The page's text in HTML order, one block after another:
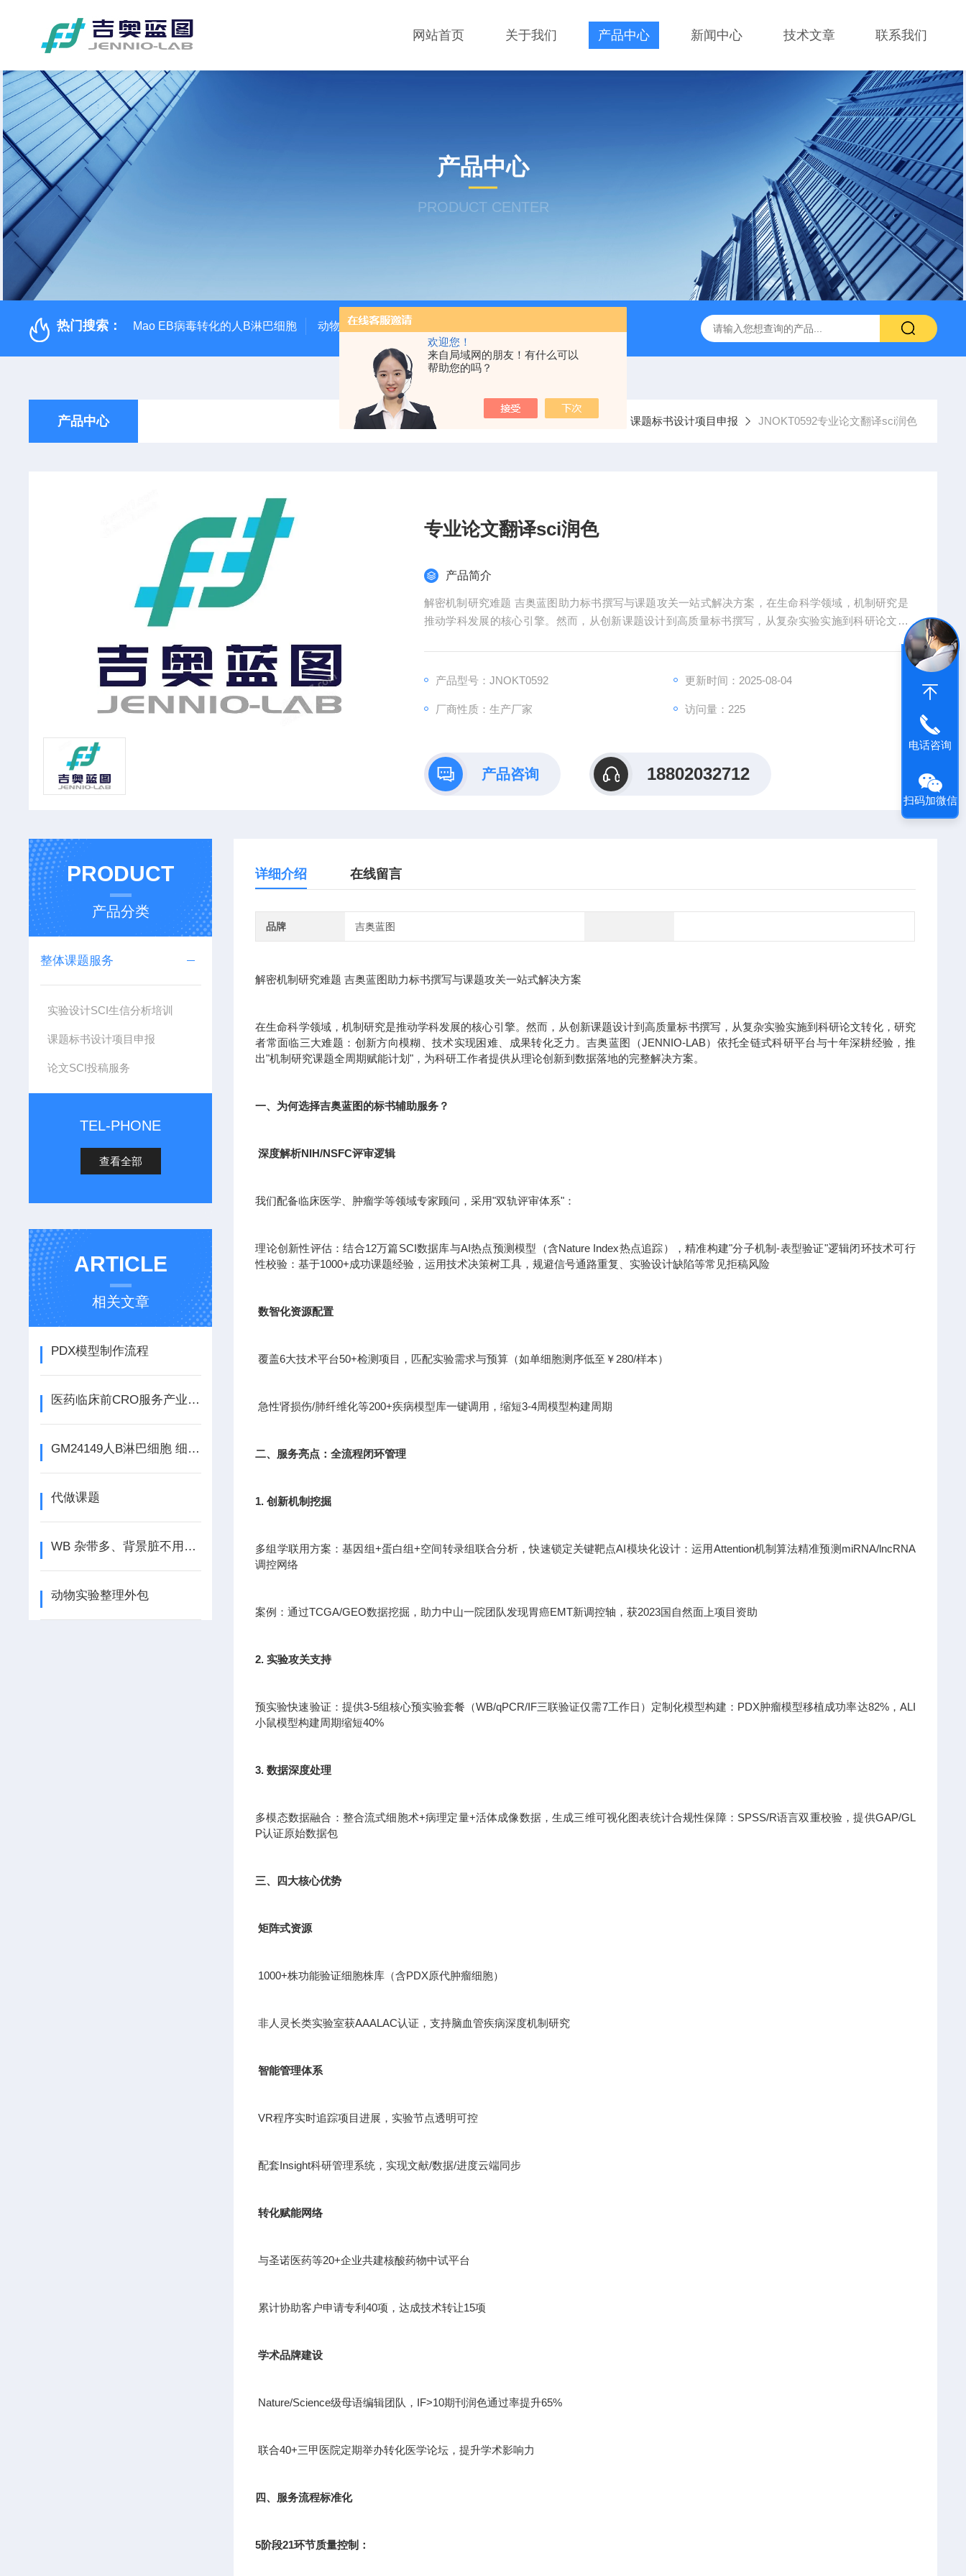
欢迎您！
来自局域网的朋友！有什么可以
帮助您的吗？
网站首页 关于我们 产品中心 新闻中心 技术文章 联系我们
产品中心
PRODUCT CENTER
热门搜索： Mao EB病毒转化的人B淋巴细胞 动物实验外包 北京 人源肿瘤组织异种移植（PDX）小鼠模型 流式实验外包
产品中心 当前位置： 产品中心 整体课题服务 课题标书设计项目申报 JNOKT0592专业论文翻译sci润色
专业论文翻译sci润色
产品简介
解密机制研究难题 吉奥蓝图助力标书撰写与课题攻关一站式解决方案，在生命科学领域，机制研究是
推动学科发展的核心引擎。然而，从创新课题设计到高质量标书撰写，从复杂实验实施到科研论文转
化，研究者常面临三大难题：创新方向模糊、技术实现困难、成果转化乏力。吉奥蓝图（JENNIO-LA
B）依托全链式科研平台与十年深耕经验，推出"机制研究课题全周期赋能计划"，为科研工作者提供从
理论创新到数据落地的完整解决方案。
产品型号：JNOKT0592 更新时间：2025-08-04
厂商性质：生产厂家 访问量：225
产品咨询 18802032712
PRODUCT
产品分类
整体课题服务
实验设计SCI生信分析培训
课题标书设计项目申报
论文SCI投稿服务
TEL-PHONE
查看全部
ARTICLE
相关文章
PDX模型制作流程
医药临床前CRO服务产业是新兴的产业
GM24149人B淋巴细胞 细胞类型 组织来源 注意事项
代做课题
WB 杂带多、背景脏不用愁，吉奥蓝图来搞定
动物实验整理外包
详细介绍 在线留言
品牌 吉奥蓝图
解密机制研究难题 吉奥蓝图助力标书撰写与课题攻关一站式解决方案
在生命科学领域，机制研究是推动学科发展的核心引擎。然而，从创新课题设计到高质量标书撰写，从复杂实验实施到科研论文转化，研究
者常面临三大难题：创新方向模糊、技术实现困难、成果转化乏力。吉奥蓝图（JENNIO-LAB）依托全链式科研平台与十年深耕经验，推
出"机制研究课题全周期赋能计划"，为科研工作者提供从理论创新到数据落地的完整解决方案。
一、为何选择吉奥蓝图的标书辅助服务？
深度解析NIH/NSFC评审逻辑
我们配备临床医学、肿瘤学等领域专家顾问，采用"双轨评审体系"：
理论创新性评估：结合12万篇SCI数据库与AI热点预测模型（含Nature Index热点追踪），精准构建"分子机制-表型验证"逻辑闭环技术可行
性校验：基于1000+成功课题经验，运用技术决策树工具，规避信号通路重复、实验设计缺陷等常见拒稿风险
数智化资源配置
覆盖6大技术平台50+检测项目，匹配实验需求与预算（如单细胞测序低至￥280/样本）
急性肾损伤/肺纤维化等200+疾病模型库一键调用，缩短3-4周模型构建周期
二、服务亮点：全流程闭环管理
1. 创新机制挖掘
多组学联用方案：基因组+蛋白组+空间转录组联合分析，快速锁定关键靶点AI模块化设计：运用Attention机制算法精准预测miRNA/lncRNA
调控网络
案例：通过TCGA/GEO数据挖掘，助力中山一院团队发现胃癌EMT新调控轴，获2023国自然面上项目资助
2. 实验攻关支持
预实验快速验证：提供3-5组核心预实验套餐（WB/qPCR/IF三联验证仅需7工作日）定制化模型构建：PDX肿瘤模型移植成功率达82%，ALI
小鼠模型构建周期缩短40%
3. 数据深度处理
多模态数据融合：整合流式细胞术+病理定量+活体成像数据，生成三维可视化图表统计合规性保障：SPSS/R语言双重校验，提供GAP/GL
P认证原始数据包
三、四大核心优势
矩阵式资源
1000+株功能验证细胞株库（含PDX原代肿瘤细胞）
非人灵长类实验室获AAALAC认证，支持脑血管疾病深度机制研究
智能管理体系
VR程序实时追踪项目进展，实验节点透明可控
配套Insight科研管理系统，实现文献/数据/进度云端同步
转化赋能网络
与圣诺医药等20+企业共建核酸药物中试平台
累计协助客户申请专利40项，达成技术转让15项
学术品牌建设
Nature/Science级母语编辑团队，IF>10期刊润色通过率提升65%
联合40+三甲医院定期举办转化医学论坛，提升学术影响力
四、服务流程标准化
5阶段21环节质量控制：
电话咨询
扫码加微信